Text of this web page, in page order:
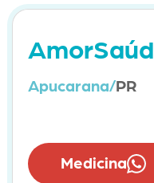
Apucarana/PR
Medicina